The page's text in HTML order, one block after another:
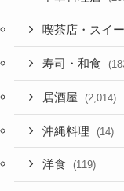
喫茶店・スイ
寿司・和食
居酒屋 (2,014)
沖縄料理 (14)
洋食 (119)